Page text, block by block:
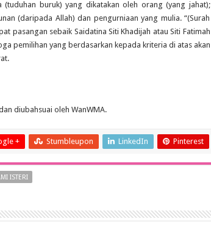
buruk) yang dikatakan oleh orang (yang jahat);
(daripada Allah) dan pengurniaan yang mulia. “(Surah
pasangan sebaik Saidatina Siti Khadijah atau Siti Fatimah
pemilihan yang berdasarkan kepada kriteria di atas akan
diubahsuai oleh WanWMA.
+ Stumbleupon LinkedIn Pinterest
ISTERI